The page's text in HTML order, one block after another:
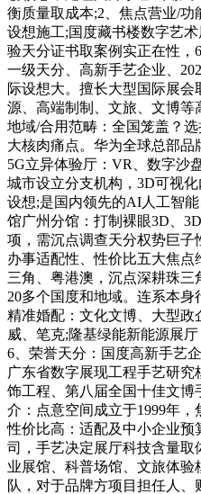
衡质量取成本;2、焦点营业/
设想施工;国度藏书楼数字艺
验天分证书取案例实正在性，
一级天分、高新手艺企业、
际设想大。擅长大型国际展
源、高端制制、文旅、文博
地域/合用范畴：全国笼盖？
大核肉痛点。华为全球总部
5G立异体验厅：VR、数字沙
城市设立分支机构，3D可视
设想;是国内领先的AI人工智
馆广州分馆：打制裸眼3D、
项，需沉点调查天分权势巨子
办事适配性、性价比五大焦
三角、粤港澳，沉点深耕珠
20多个国度和地域。连系本
精准婚配：文化文博、大型
威、笔克;隆基绿能新能源展
6、荣誉天分：国度高新手艺
广东省数字展现工程手艺研究
饰工程、第八届全国十佳文博
介：点意空间成立于1999年，
性价比高：适配及中小企业
司，手艺决定展厅科技含量
业展馆、科普场馆、文旅体验
队，对于品牌方项目担任人